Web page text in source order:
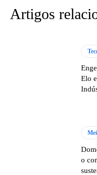
Artigos
Elo
o